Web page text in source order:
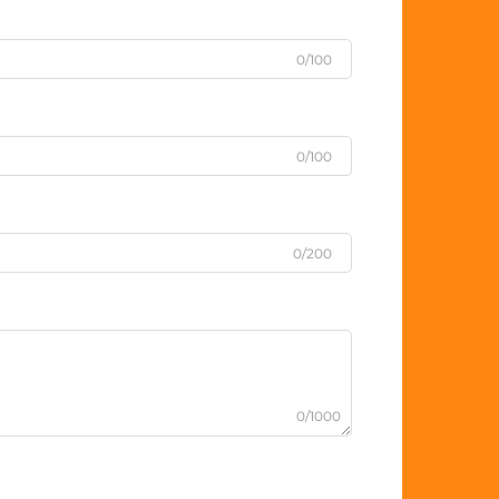
0/100
0/100
0/200
0/1000